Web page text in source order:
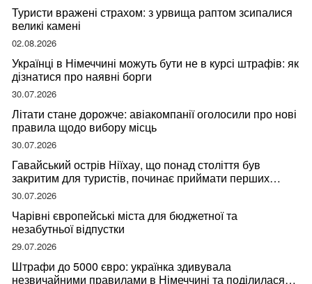
Туристи вражені страхом: з урвища раптом зсипалися
великі камені
02.08.2026
Українці в Німеччині можуть бути не в курсі штрафів: як
дізнатися про наявні борги
30.07.2026
Літати стане дорожче: авіакомпанії оголосили про нові
правила щодо вибору місць
30.07.2026
Гавайський острів Ніїхау, що понад століття був
закритим для туристів, починає приймати перших
відвідувачів
30.07.2026
Чарівні європейські міста для бюджетної та
незабутньої відпустки
29.07.2026
Штрафи до 5000 євро: українка здивувала
незвичайними правилами в Німеччині та поділилася